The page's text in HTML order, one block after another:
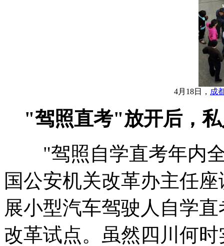
4月18日， 成
"驾照直考"放开后，私
"驾照自学直考年内
国公安机关改革办主任
展小型汽车驾驶人自学
改革试点。虽然四川何